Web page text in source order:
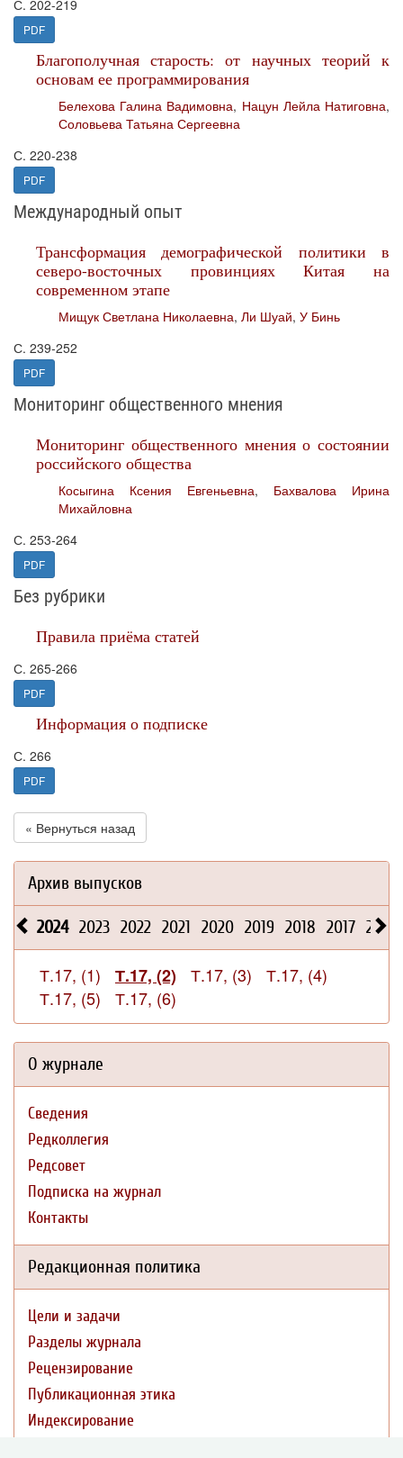
С. 202-219
PDF
Благополучная старость: от научных теорий к
основам ее программирования
Белехова Галина Вадимовна, Нацун Лейла Натиговна,
Соловьева Татьяна Сергеевна
С. 220-238
PDF
Международный опыт
Трансформация демографической политики в
северо-восточных провинциях Китая на
современном этапе
Мищук Светлана Николаевна, Ли Шуай, У Бинь
С. 239-252
PDF
Мониторинг общественного мнения
Мониторинг общественного мнения о состоянии
российского общества
Косыгина Ксения Евгеньевна, Бахвалова Ирина
Михайловна
С. 253-264
PDF
Без рубрики
Правила приёма статей
С. 265-266
PDF
Информация о подписке
С. 266
PDF
« Вернуться назад
Архив выпусков
2024 2023 2022 2021 2020 2019 2018 2017 2016
Т.17, (1) Т.17, (2) Т.17, (3)
Т.17, (4)
Т.17, (5)
Т.17, (6)
О журнале
Сведения
Редколлегия
Редсовет
Подписка на журнал
Контакты
Редакционная политика
Цели и задачи
Разделы журнала
Рецензирование
Публикационная этика
Индексирование